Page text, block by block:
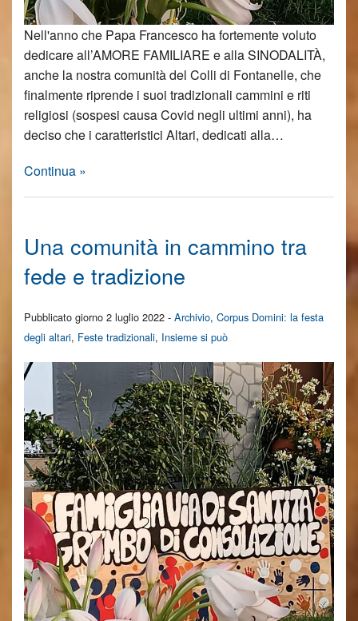
Nell'anno che Papa Francesco ha fortemente voluto
dedicare all’AMORE FAMILIARE e alla SINODALITÀ,
anche la nostra comunità del Colli di Fontanelle, che
finalmente riprende i suoi tradizionali cammini e riti
religiosi (sospesi causa Covid negli ultimi anni), ha
deciso che i caratteristici Altari, dedicati alla…
Continua »
Una comunità in cammino tra
fede e tradizione
Pubblicato giorno 2 luglio 2022 - Archivio, Corpus Domini: la festa
degli altari, Feste tradizionali, Insieme si può